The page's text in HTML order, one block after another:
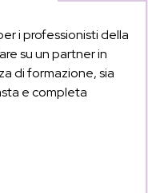
i professionisti della
su un partner in
di formazione, sia
e completa